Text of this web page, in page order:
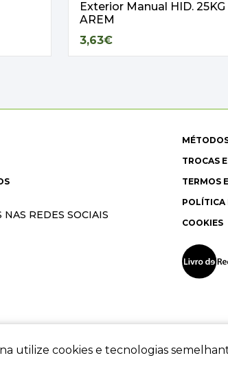
Exterior Manual HID. 25KG
AREM
3,63€
utilize cookies e tecnologias
NAS REDES SOCIAIS
TROCAS
TERMOS
POLÍTICA
COOKIES